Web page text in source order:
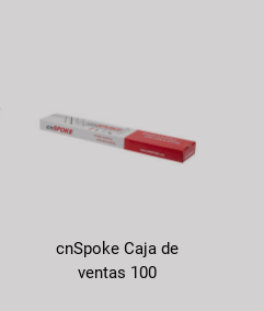
cnSpoke Caja de
ventas 100